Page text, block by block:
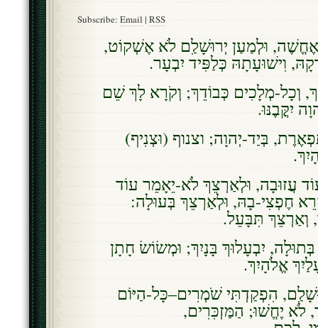
Subscribe: Email | RSS
וּלְמַעַן יְרוּשָׁלִַם לֹא אֶשְׁקוֹט,
וִישׁוּעָתָהּ כְּלַפִּיד יִבְעָר.
וְכָל-מְלָכִים כְּבוֹדֵךְ; וְקֹרָא לָךְ שֵׁם
יִקֳּבֶנּוּ.
בְּיַד-יְהוָה; וצנוף (וּצְנִיף)
עֲזוּבָה, וּלְאַרְצֵךְ לֹא-יֵאָמֵר עוֹד
חֶפְצִי-בָהּ, וּלְאַרְצֵךְ בְּעוּלָה:
וְאַרְצֵךְ תִּבָּעֵל.
יִבְעָלוּךְ בָּנָיִךְ; וּמְשׂוֹשׂ חָתָן
אֱלֹהָיִךְ.
הִפְקַדְתִּי שֹׁמְרִים–כָּל-הַיּוֹם
לֹא יֶחֱשׁוּ; הַמַּזְכִּרִים,